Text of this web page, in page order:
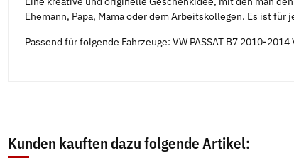
Ehemann, Papa, Mama oder dem Arbeitskollegen. Es ist
Passend für folgende Fahrzeuge: VW PASSAT B7 2010-2014
Kunden kauften dazu folgende Artikel: